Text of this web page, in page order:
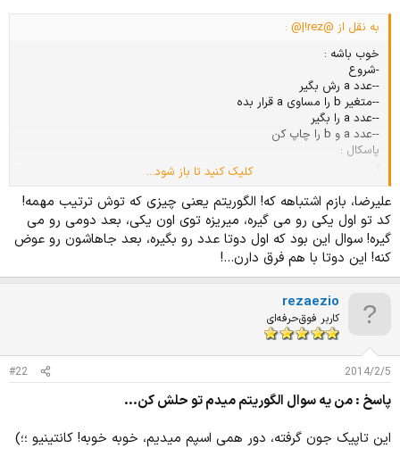
ع
به نقل از @rez!|@ :
خوب باشه :
-شروع
--عدد a رش بگیر
--متغیر b را مساوی a قرار بده
--عدد a را بگیر
--عدد a و b را چاپ کن
پاسکال :
var
a,b:integer;
begin
http://paste.ubuntu.com/6872179/
کلیک کنید تا باز شود...
علیرضا، بازم اشتباهه که! الگوریتم یعنی چیزی که توش ترتیب مهمه!
کد تو اول یکی رو می گیره، میریزه توی اون یکی، بعد دومی رو می
گیره! سوال این بود که اول دوتا عدد رو بگیره، بعد جاهاشون رو عوض
کنه! این دوتا با هم فرق دارن...!
rezaezio
کاربر فوق‌حرفه‌ای
2014/2/5
#22
پاسخ : من يه سوال الگوريتم ميدم تو حلش كن...
این تاپیک جون گرفته، دور همی اسپم میدیم، خوبه خوبه! کانتینیو ؛؛)